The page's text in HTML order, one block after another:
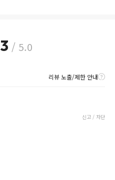
/ 5.0
리뷰 노출/제한 안내
신고 / 차단